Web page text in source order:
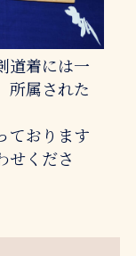
道着には一
所属された
ております
せくださ